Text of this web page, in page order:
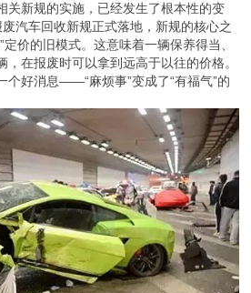
关新规的实施，已经发生了根本性的变
汽车回收新规正式落地，新规的核心之
价的旧模式。这意味着一辆保养得当、
在报废时可以拿到远高于以往的价格。
个好消息——“麻烦事”变成了“有福气”的